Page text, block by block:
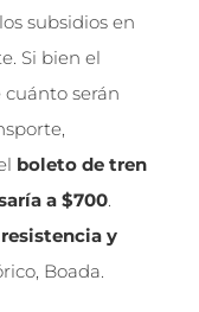
subsidios en
Si bien el
serán
boleto de tren
a $700.
y
Boada.